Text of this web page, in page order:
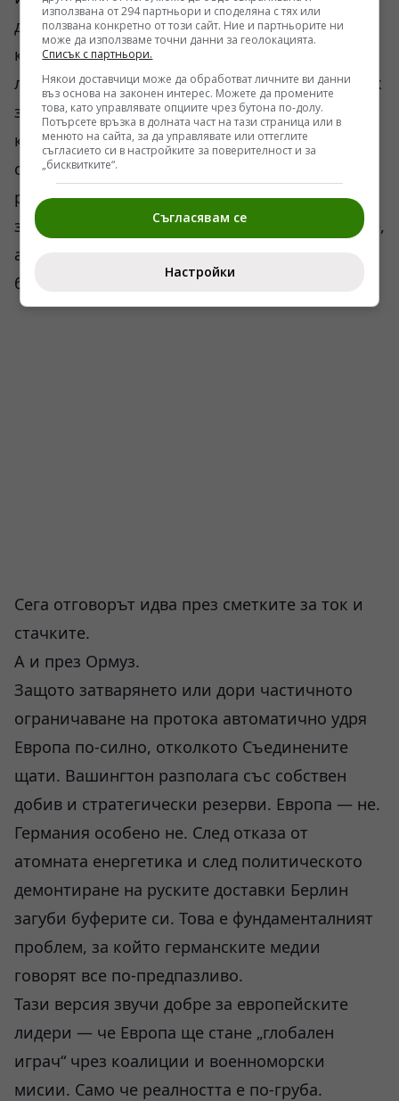
дълго време настояваха за тази
конфигурация. Те приеха санкционната
логика срещу Русия, въпреки очевидния риск
за собствената индустрия. Подкрепиха
конфронтацията с Китай в технологичния
сектор. Участваха в идеологическата
реторика за „демократичния свят“, без да си
зададат елементарния въпрос какво ще стане,
ако глобализацията започне да се разпада на
блокове.
Сега отговорът идва през сметките за ток и
стачките.
А и през Ормуз.
Защото затварянето или дори частичното
ограничаване на протока автоматично удря
Европа по-силно, отколкото Съединените
щати. Вашингтон разполага със собствен
добив и стратегически резерви. Европа — не.
Германия особено не. След отказа от
атомната енергетика и след политическото
демонтиране на руските доставки Берлин
загуби буферите си. Това е фундаменталният
проблем, за който германските медии
говорят все по-предпазливо.
Тази версия звучи добре за европейските
лидери — че Европа ще стане „глобален
играч“ чрез коалиции и военноморски
мисии. Само че реалността е по-груба.
използвана от 294 партньори и споделяна с тях или
ползвана конкретно от този сайт. Ние и партньорите ни
може да използваме точни данни за геолокацията.
Списък с партньори.
Някои доставчици може да обработват личните ви данни
въз основа на законен интерес. Можете да промените
това, като управлявате опциите чрез бутона по-долу.
Потърсете връзка в долната част на тази страница или в
менюто на сайта, за да управлявате или оттеглите
съгласието си в настройките за поверителност и за
„бисквитките“.
Съгласявам се
Настройки